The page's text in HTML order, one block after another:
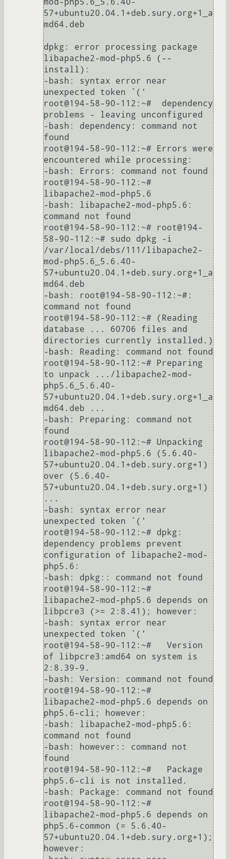
mod-php5.6_5.6.40-
57+ubuntu20.04.1+deb.sury.org+1_a
md64.deb
dpkg: error processing package
libapache2-mod-php5.6 (--
install):
-bash: syntax error near
unexpected token `('
root@194-58-90-112:~#  dependency
problems - leaving unconfigured
-bash: dependency: command not
found
root@194-58-90-112:~# Errors were
encountered while processing:
-bash: Errors: command not found
root@194-58-90-112:~#
libapache2-mod-php5.6
-bash: libapache2-mod-php5.6:
command not found
root@194-58-90-112:~# root@194-
58-90-112:~# sudo dpkg -i
/var/local/debs/111/libapache2-
mod-php5.6_5.6.40-
57+ubuntu20.04.1+deb.sury.org+1_a
md64.deb
-bash: root@194-58-90-112:~#:
command not found
root@194-58-90-112:~# (Reading
database ... 60706 files and
directories currently installed.)
-bash: Reading: command not found
root@194-58-90-112:~# Preparing
to unpack .../libapache2-mod-
php5.6_5.6.40-
57+ubuntu20.04.1+deb.sury.org+1_a
md64.deb ...
-bash: Preparing: command not
found
root@194-58-90-112:~# Unpacking
libapache2-mod-php5.6 (5.6.40-
57+ubuntu20.04.1+deb.sury.org+1)
over (5.6.40-
57+ubuntu20.04.1+deb.sury.org+1)
...
-bash: syntax error near
unexpected token `('
root@194-58-90-112:~# dpkg:
dependency problems prevent
configuration of libapache2-mod-
php5.6:
-bash: dpkg:: command not found
root@194-58-90-112:~#
libapache2-mod-php5.6 depends on
libpcre3 (>= 2:8.41); however:
-bash: syntax error near
unexpected token `('
root@194-58-90-112:~#   Version
of libpcre3:amd64 on system is
2:8.39-9.
-bash: Version: command not found
root@194-58-90-112:~#
libapache2-mod-php5.6 depends on
php5.6-cli; however:
-bash: libapache2-mod-php5.6:
command not found
-bash: however:: command not
found
root@194-58-90-112:~#   Package
php5.6-cli is not installed.
-bash: Package: command not found
root@194-58-90-112:~#
libapache2-mod-php5.6 depends on
php5.6-common (= 5.6.40-
57+ubuntu20.04.1+deb.sury.org+1);
however: